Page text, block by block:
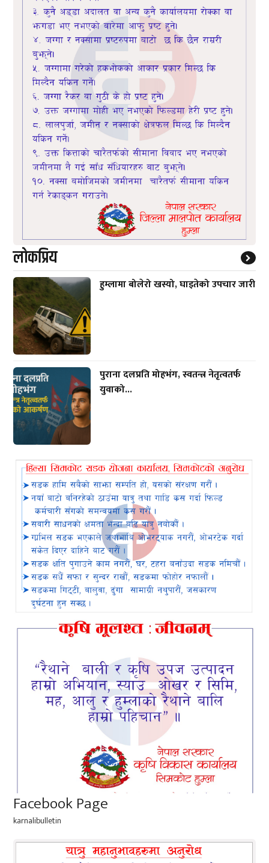
लाेकप्रिय
हुम्लामा बोलेरो खस्यो, घाइतेको उपचार जारी
पुराना दलप्रति मोहभंग, स्वतन्त्र नेतृत्वतर्फ
युवाको...
Facebook Page
karnalibulletin